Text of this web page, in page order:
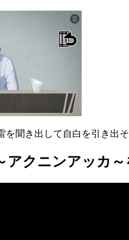
を聞き出して自白を引き出
アクニンアッカ